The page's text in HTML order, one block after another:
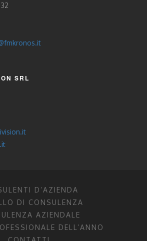
SRL
D’AZIENDA
DI CONSULENZA
AZIENDALE
DELL’ANNO